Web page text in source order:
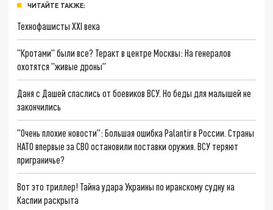
ЧИТАЙТЕ ТАКЖЕ:
Технофашисты XXI века
"Кротами" были все? Теракт в центре Москвы: На генералов
охотятся "живые дроны"
Даня с Дашей спаслись от боевиков ВСУ. Но беды для малышей не
закончились
"Очень плохие новости": Большая ошибка Palantir в России. Страны
НАТО впервые за СВО остановили поставки оружия. ВСУ теряют
приграничье?
Вот это триллер! Тайна удара Украины по иранскому судну на
Каспии раскрыта